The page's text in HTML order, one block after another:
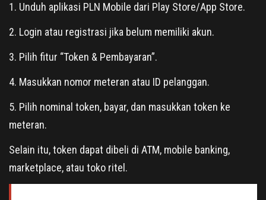
1. Unduh aplikasi PLN Mobile dari Play Store/App Store.
2. Login atau registrasi jika belum memiliki akun.
3. Pilih fitur “Token & Pembayaran”.
4. Masukkan nomor meteran atau ID pelanggan.
5. Pilih nominal token, bayar, dan masukkan token ke
meteran.
Selain itu, token dapat dibeli di ATM, mobile banking,
marketplace, atau toko ritel.